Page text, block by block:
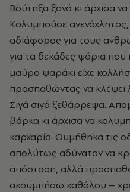
Βούτηξα ξανά κι άρχισα
Κολυμπούσε
αδιάφορος για τους
για τα δεκάδες ψάρια
μαύρο ψαράκι είχε
προσπαθώντας να κλέψει
Σιγά σιγά ξεθάρρεψα.
βάρκα κι άρχισα να
καρχαρία. Θυμήθηκα τις
απολύτως αδύνατον να
απόσταση, αλλά
ακουμπήσω καθόλου –